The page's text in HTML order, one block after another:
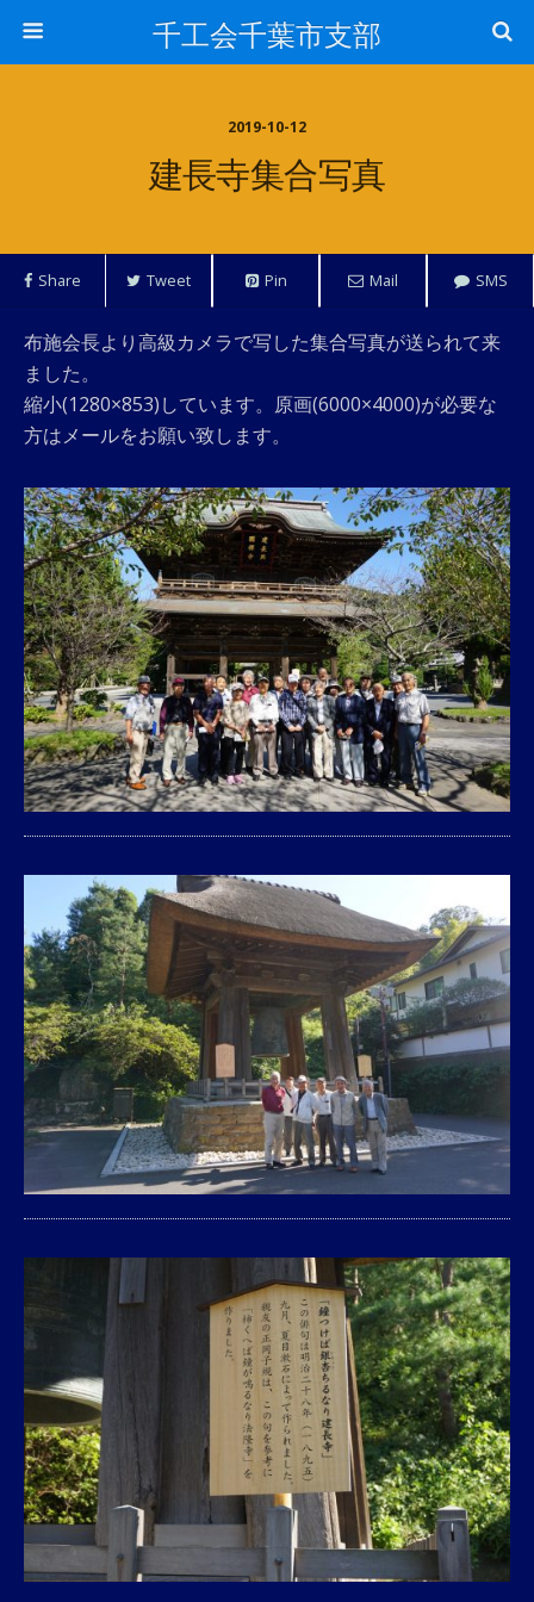
千工会千葉市支部
2019-10-12
建長寺集合写真
Share Tweet Pin Mail SMS
布施会長より高級カメラで写した集合写真が送られて来
ました。
縮小(1280×853)しています。原画(6000×4000)が必要な
方はメールをお願い致します。